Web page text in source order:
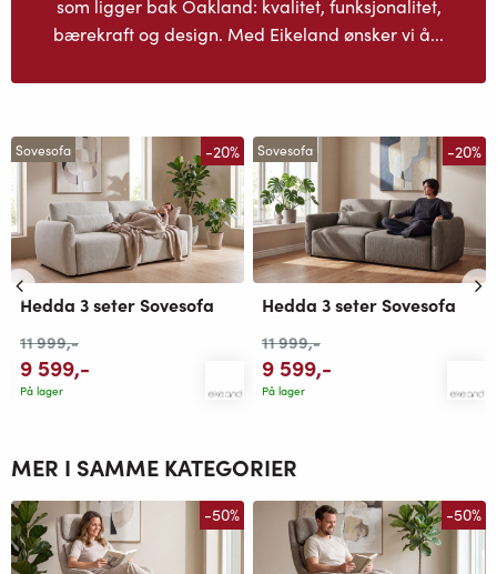
som ligger bak Oakland: kvalitet, funksjonalitet,
bærekraft og design. Med Eikeland ønsker vi å...
Sovesofa -20%
Hedda 3 seter Sovesofa
11 999,-
9 599,-
På lager
Sovesofa -20%
Hedda 3 seter Sovesofa
11 999,-
9 599,-
På lager
MER I SAMME KATEGORIER
-50% -50%